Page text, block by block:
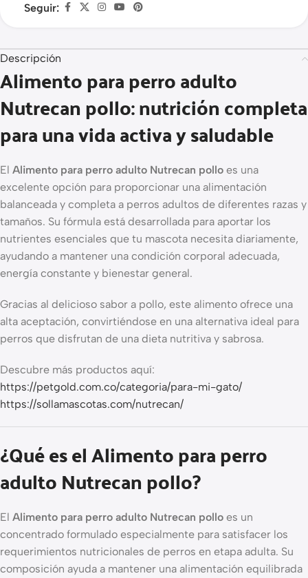
Seguir:
Descripción
Alimento para perro adulto
Nutrecan pollo: nutrición completa
para una vida activa y saludable
El Alimento para perro adulto Nutrecan pollo es una
excelente opción para proporcionar una alimentación
balanceada y completa a perros adultos de diferentes razas y
tamaños. Su fórmula está desarrollada para aportar los
nutrientes esenciales que tu mascota necesita diariamente,
ayudando a mantener una condición corporal adecuada,
energía constante y bienestar general.
Gracias al delicioso sabor a pollo, este alimento ofrece una
alta aceptación, convirtiéndose en una alternativa ideal para
perros que disfrutan de una dieta nutritiva y sabrosa.
Descubre más productos aquí:
https://petgold.com.co/categoria/para-mi-gato/
https://sollamascotas.com/nutrecan/
¿Qué es el Alimento para perro
adulto Nutrecan pollo?
El Alimento para perro adulto Nutrecan pollo es un
concentrado formulado especialmente para satisfacer los
requerimientos nutricionales de perros en etapa adulta. Su
composición ayuda a mantener una alimentación equilibrada